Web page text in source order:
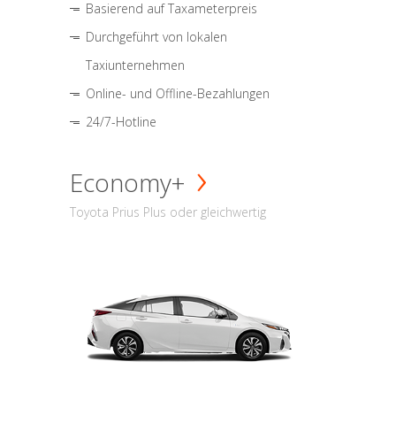
Basierend auf Taxameterpreis
Durchgeführt von lokalen
Taxiunternehmen
Online- und Offline-Bezahlungen
24/7-Hotline
Economy+
Toyota Prius Plus oder gleichwertig